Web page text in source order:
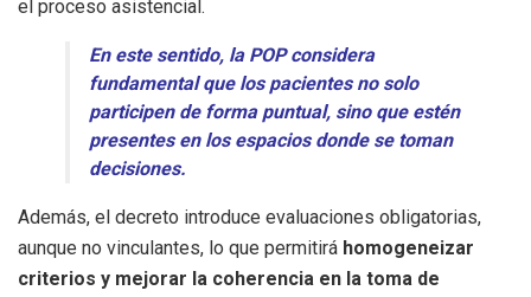
el proceso asistencial.
En este sentido, la POP considera
fundamental que los pacientes no solo
participen de forma puntual, sino que estén
presentes en los espacios donde se toman
decisiones.
Además, el decreto introduce evaluaciones obligatorias,
aunque no vinculantes, lo que permitirá homogeneizar
criterios y mejorar la coherencia en la toma de